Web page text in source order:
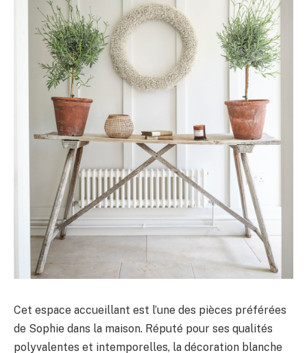
Cet espace accueillant est l’une des pièces préférées
de Sophie dans la maison. Réputé pour ses qualités
polyvalentes et intemporelles, la décoration blanche